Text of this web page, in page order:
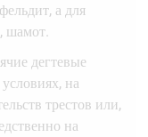
а для
шамот.
дегтевые
на
трестов или,
на